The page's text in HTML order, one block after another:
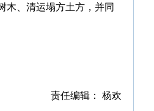
木、清运塌方土方，并同
责任编辑： 杨欢